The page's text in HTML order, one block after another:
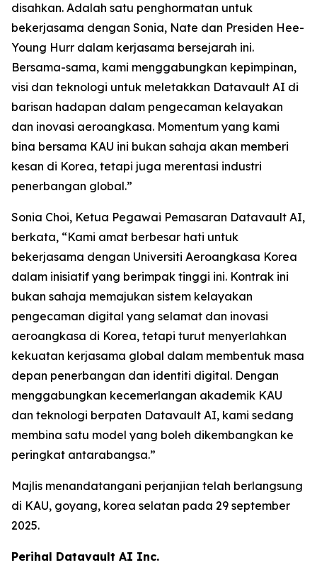
disahkan. Adalah satu penghormatan untuk
bekerjasama dengan Sonia, Nate dan Presiden Hee-
Young Hurr dalam kerjasama bersejarah ini.
Bersama-sama, kami menggabungkan kepimpinan,
visi dan teknologi untuk meletakkan Datavault AI di
barisan hadapan dalam pengecaman kelayakan
dan inovasi aeroangkasa. Momentum yang kami
bina bersama KAU ini bukan sahaja akan memberi
kesan di Korea, tetapi juga merentasi industri
penerbangan global.”
Sonia Choi, Ketua Pegawai Pemasaran Datavault AI,
berkata, “Kami amat berbesar hati untuk
bekerjasama dengan Universiti Aeroangkasa Korea
dalam inisiatif yang berimpak tinggi ini. Kontrak ini
bukan sahaja memajukan sistem kelayakan
pengecaman digital yang selamat dan inovasi
aeroangkasa di Korea, tetapi turut menyerlahkan
kekuatan kerjasama global dalam membentuk masa
depan penerbangan dan identiti digital. Dengan
menggabungkan kecemerlangan akademik KAU
dan teknologi berpaten Datavault AI, kami sedang
membina satu model yang boleh dikembangkan ke
peringkat antarabangsa.”
Majlis menandatangani perjanjian telah berlangsung
di KAU, goyang, korea selatan pada 29 september
2025.
Perihal Datavault AI Inc.